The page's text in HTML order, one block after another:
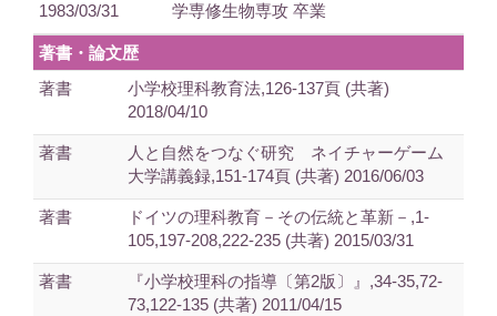
1983/03/31
学専修生物専攻 卒業
著書・論文歴
著書
小学校理科教育法,126-137頁 (共著)
2018/04/10
著書
人と自然をつなぐ研究 ネイチャーゲーム
大学講義録,151-174頁 (共著) 2016/06/03
著書
ドイツの理科教育－その伝統と革新－,1-
105,197-208,222-235 (共著) 2015/03/31
著書
『小学校理科の指導〔第2版〕』,34-35,72-
73,122-135 (共著) 2011/04/15